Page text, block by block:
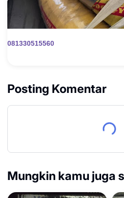
081330515560
Posting Komentar
Mungkin kamu juga